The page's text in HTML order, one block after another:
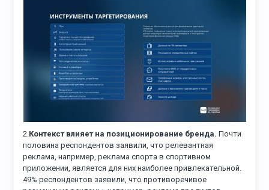
2.Контекст влияет на позиционирование бренда. Почти
половина респондентов заявили, что релевантная
реклама, например, реклама спорта в спортивном
приложении, является для них наиболее привлекательной.
49% респондентов заявили, что противоречивое